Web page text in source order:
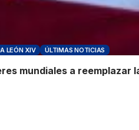
LEÓN XIV ÚLTIMAS NOTICIAS
mundiales a